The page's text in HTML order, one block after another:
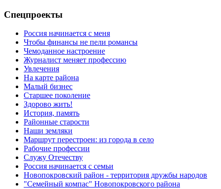
Спецпроекты
Россия начинается с меня
Чтобы финансы не пели романсы
Чемоданное настроение
Журналист меняет профессию
Увлечения
На карте района
Малый бизнес
Старшее поколение
Здорово жить!
История, память
Районные старости
Наши земляки
Маршрут перестроен: из города в село
Рабочие профессии
Служу Отечеству
Россия начинается с семьи
Новопокровский район - территория дружбы народов
"Семейный компас" Новопокровского района